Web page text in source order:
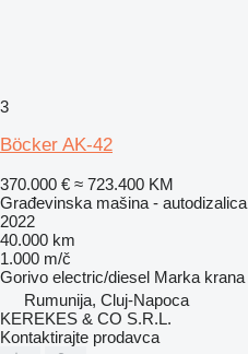
3
Böcker AK-42
370.000 € ≈ 723.400 KM
Građevinska mašina - autodizalica
2022
40.000 km
1.000 m/č
Gorivo electric/diesel Marka krana
Rumunija, Cluj-Napoca
KEREKES & CO S.R.L.
Kontaktirajte prodavca